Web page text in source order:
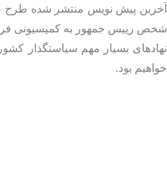
آخرین پیش نویس منتشر شده طرح
شخص رییس جمهور به کمیسیونی
نهادهای بسیار مهم سیاستگذار
خواهیم بود.